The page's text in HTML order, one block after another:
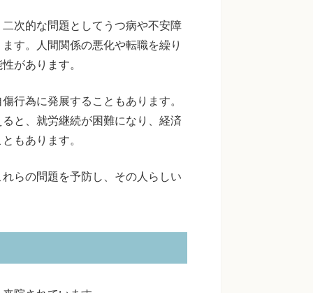
次的な問題としてうつ病や不安障
す。人間関係の悪化や転職を繰り
があります。
行為に発展することもあります。
と、就労継続が困難になり、経済
もあります。
らの問題を予防し、その人らしい